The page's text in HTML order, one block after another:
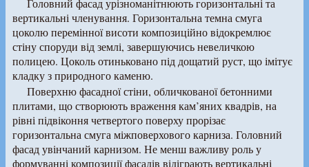
вертикальні членування. Горизонтальна темна смуга
цоколю перемінної висоти композиційно відокремлює
стіну споруди від землі, завершуючись невеличкою
полицею. Цоколь отиньковано під дощатий руст, що імітує
кладку з природного каменю.
Поверхню фасадної стіни, обличкованої бетонними
плитами, що створюють враження кам’яних квадрів, на
рівні підвіконня четвертого поверху прорізає
горизонтальна смуга міжповерхового карниза. Головний
фасад увінчаний карнизом. Не менш важливу роль у
формуванні композиції фасадів відіграють вертикальні